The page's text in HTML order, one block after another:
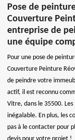
Pose de
Couverture
entreprise de
une équipe
Pour une pose de
Couverture Peinture
de peindre votre
actif, il est reconnu
Vitre, dans le 35500.
inégalable. En plus, les
pas à le contacter pour